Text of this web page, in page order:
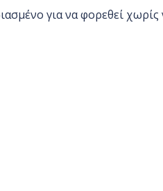
για να φορεθεί